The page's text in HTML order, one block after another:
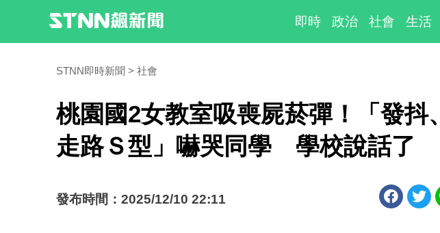
即時 政治 社會 生活
STNN即時新聞 社會
桃園國2女教室吸喪屍菸彈！「發抖、
走路Ｓ型」嚇哭同學 學校說話了
發布時間：2025/12/10 22:11